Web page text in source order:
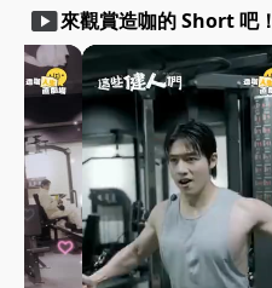
smart_display來觀賞造咖的 Short 吧！
play_arrow